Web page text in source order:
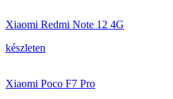
Xiaomi Redmi Note 12 4G
készleten
Xiaomi Poco F7 Pro